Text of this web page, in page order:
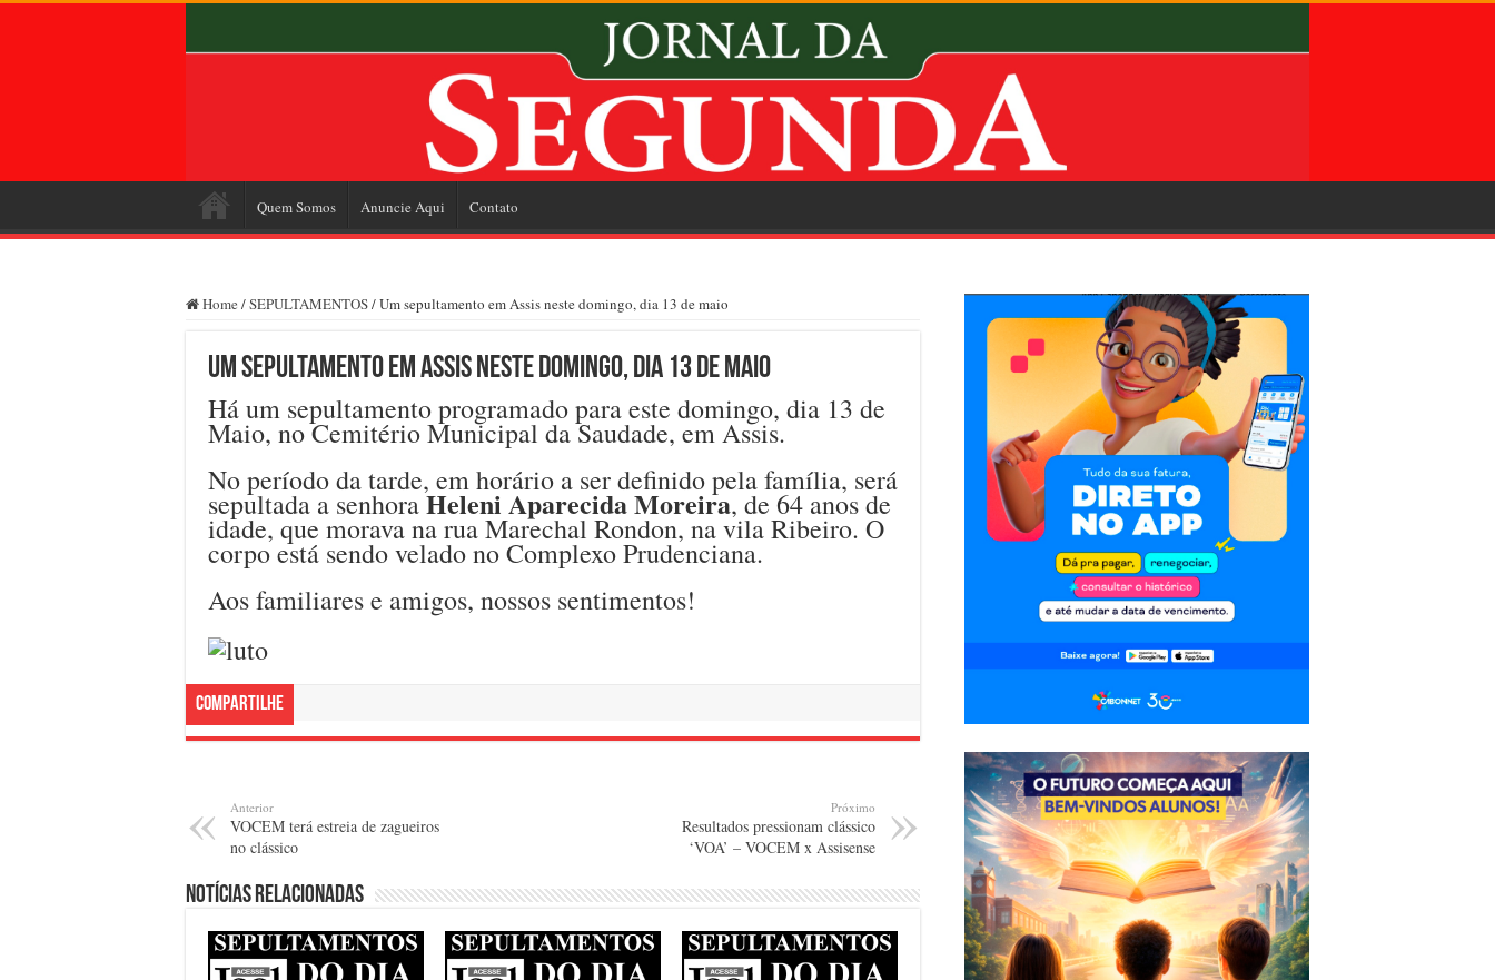
Quem Somos Anuncie Aqui Contato
Home /SEPULTAMENTOS/Um sepultamento em Assis neste domingo, dia 13 de maio
Um sepultamento em Assis neste domingo, dia 13 de maio
Há um sepultamento programado para este domingo, dia 13 de
Maio, no Cemitério Municipal da Saudade, em Assis.
No período da tarde, em horário a ser definido pela família, será
sepultada a senhoraHeleni Aparecida Moreira, de 64 anos de
idade, que morava na rua Marechal Rondon, na vila Ribeiro. O
corpo está sendo velado no Complexo Prudenciana.
Aos familiares e amigos, nossos sentimentos!
Compartilhe
Anterior
VOCEM terá estreia de zagueiros
no clássico
Próximo
Resultados pressionam clássico
‘VOA’ – VOCEM x Assisense
Notícias relacionadas